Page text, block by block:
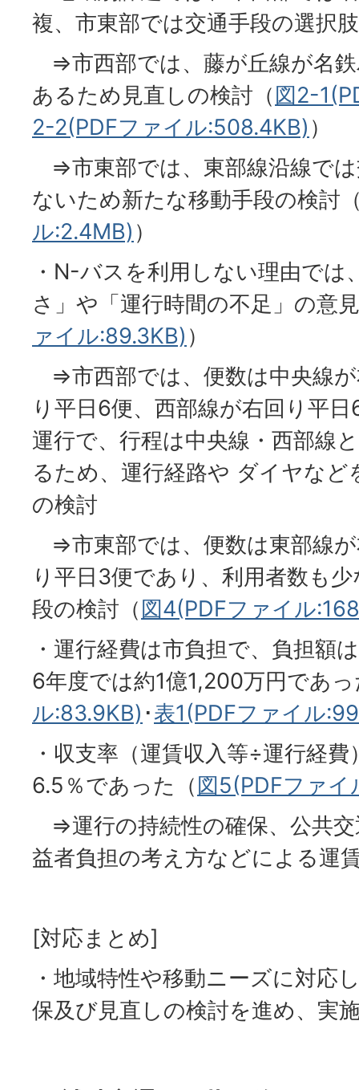
複、市東部では交通手段の選択
⇒市西部では、藤が丘線が名
あるため見直しの検討（ 図2-
2-2(PDFファイル:508.4KB) ）
⇒市東部では、東部線沿線で
ないため新たな移動手段の検討
ル:2.4MB) ）
・N-バスを利用しない理由では
さ」や「運行時間の不足」の意
ァイル:89.3KB) ）
⇒市西部では、便数は中央線
り平日6便、西部線が右回り平
運行で、行程は中央線・西部線
るため、運行経路や ダイヤなど
の検討
⇒市東部では、便数は東部線
り平日3便であり、利用者数も
段の検討（ 図4(PDFファイル
・運行経費は市負担で、負担額
6年度では約1億1,200万円であ
ル:83.9KB) ･表1(PDFファイル
・収支率（運賃収入等÷運行経
6.5％であった（ 図5(PDFファ
⇒運行の持続性の確保、公共
益者負担の考え方などによる運
[対応まとめ]
・地域特性や移動ニーズに対応
保及び見直しの検討を進め、実